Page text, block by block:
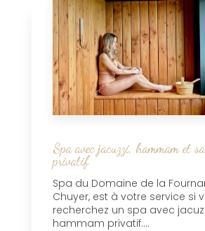
Spa avec jacuzzi, hammam et
privatif
Spa du Domaine de la
Chuyer, est à votre service si
recherchez un spa avec
hammam privatif....